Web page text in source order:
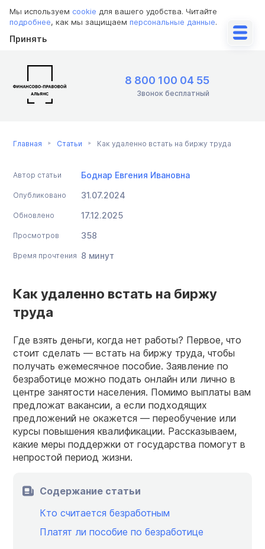
Мы используем cookie для вашего удобства. Читайте
подробнее, как мы защищаем персональные данные.
Принять
8 800 100 04 55
Звонок бесплатный
Главная Статьи Как удаленно встать на биржу труда
Автор статьи Боднар Евгения Ивановна
Опубликовано 31.07.2024
Обновлено 17.12.2025
Просмотров 358
Время прочтения 8 минут
Как удаленно встать на биржу
труда
Где взять деньги, когда нет работы? Первое, что
стоит сделать — встать на биржу труда, чтобы
получать ежемесячное пособие. Заявление по
безработице можно подать онлайн или лично в
центре занятости населения. Помимо выплаты вам
предложат вакансии, а если подходящих
предложений не окажется — переобучение или
курсы повышения квалификации. Рассказываем,
какие меры поддержки от государства помогут в
непростой период жизни.
Содержание статьи
Кто считается безработным
Платят ли пособие по безработице